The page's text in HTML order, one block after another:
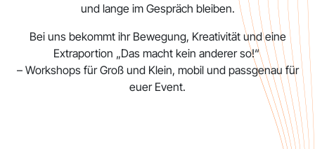
und lange im Gespräch bleiben.
Bei uns bekommt ihr Bewegung, Kreativität und eine
Extraportion „Das macht kein anderer so!“
– Workshops für Groß und Klein, mobil und passgenau für
euer Event.